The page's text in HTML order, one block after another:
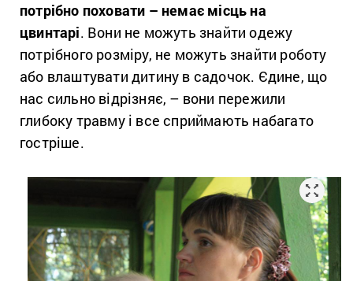
потрібно поховати – немає місць на
цвинтарі. Вони не можуть знайти одежу
потрібного розміру, не можуть знайти роботу
або влаштувати дитину в садочок. Єдине, що
нас сильно відрізняє, – вони пережили
глибоку травму і все сприймають набагато
гостріше.